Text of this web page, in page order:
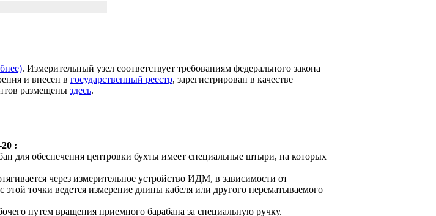
. Измерительный узел соответствует требованиям федерального закона
и внесен в государственный реестр, зарегистрирован в качестве
размещены здесь.
:
для обеспечения центровки бухты имеет специальные штыри, на которых
через измерительное устройство ИДМ, в зависимости от
точки ведется измерение длины кабеля или другого перематываемого
путем вращения приемного барабана за специальную ручку.